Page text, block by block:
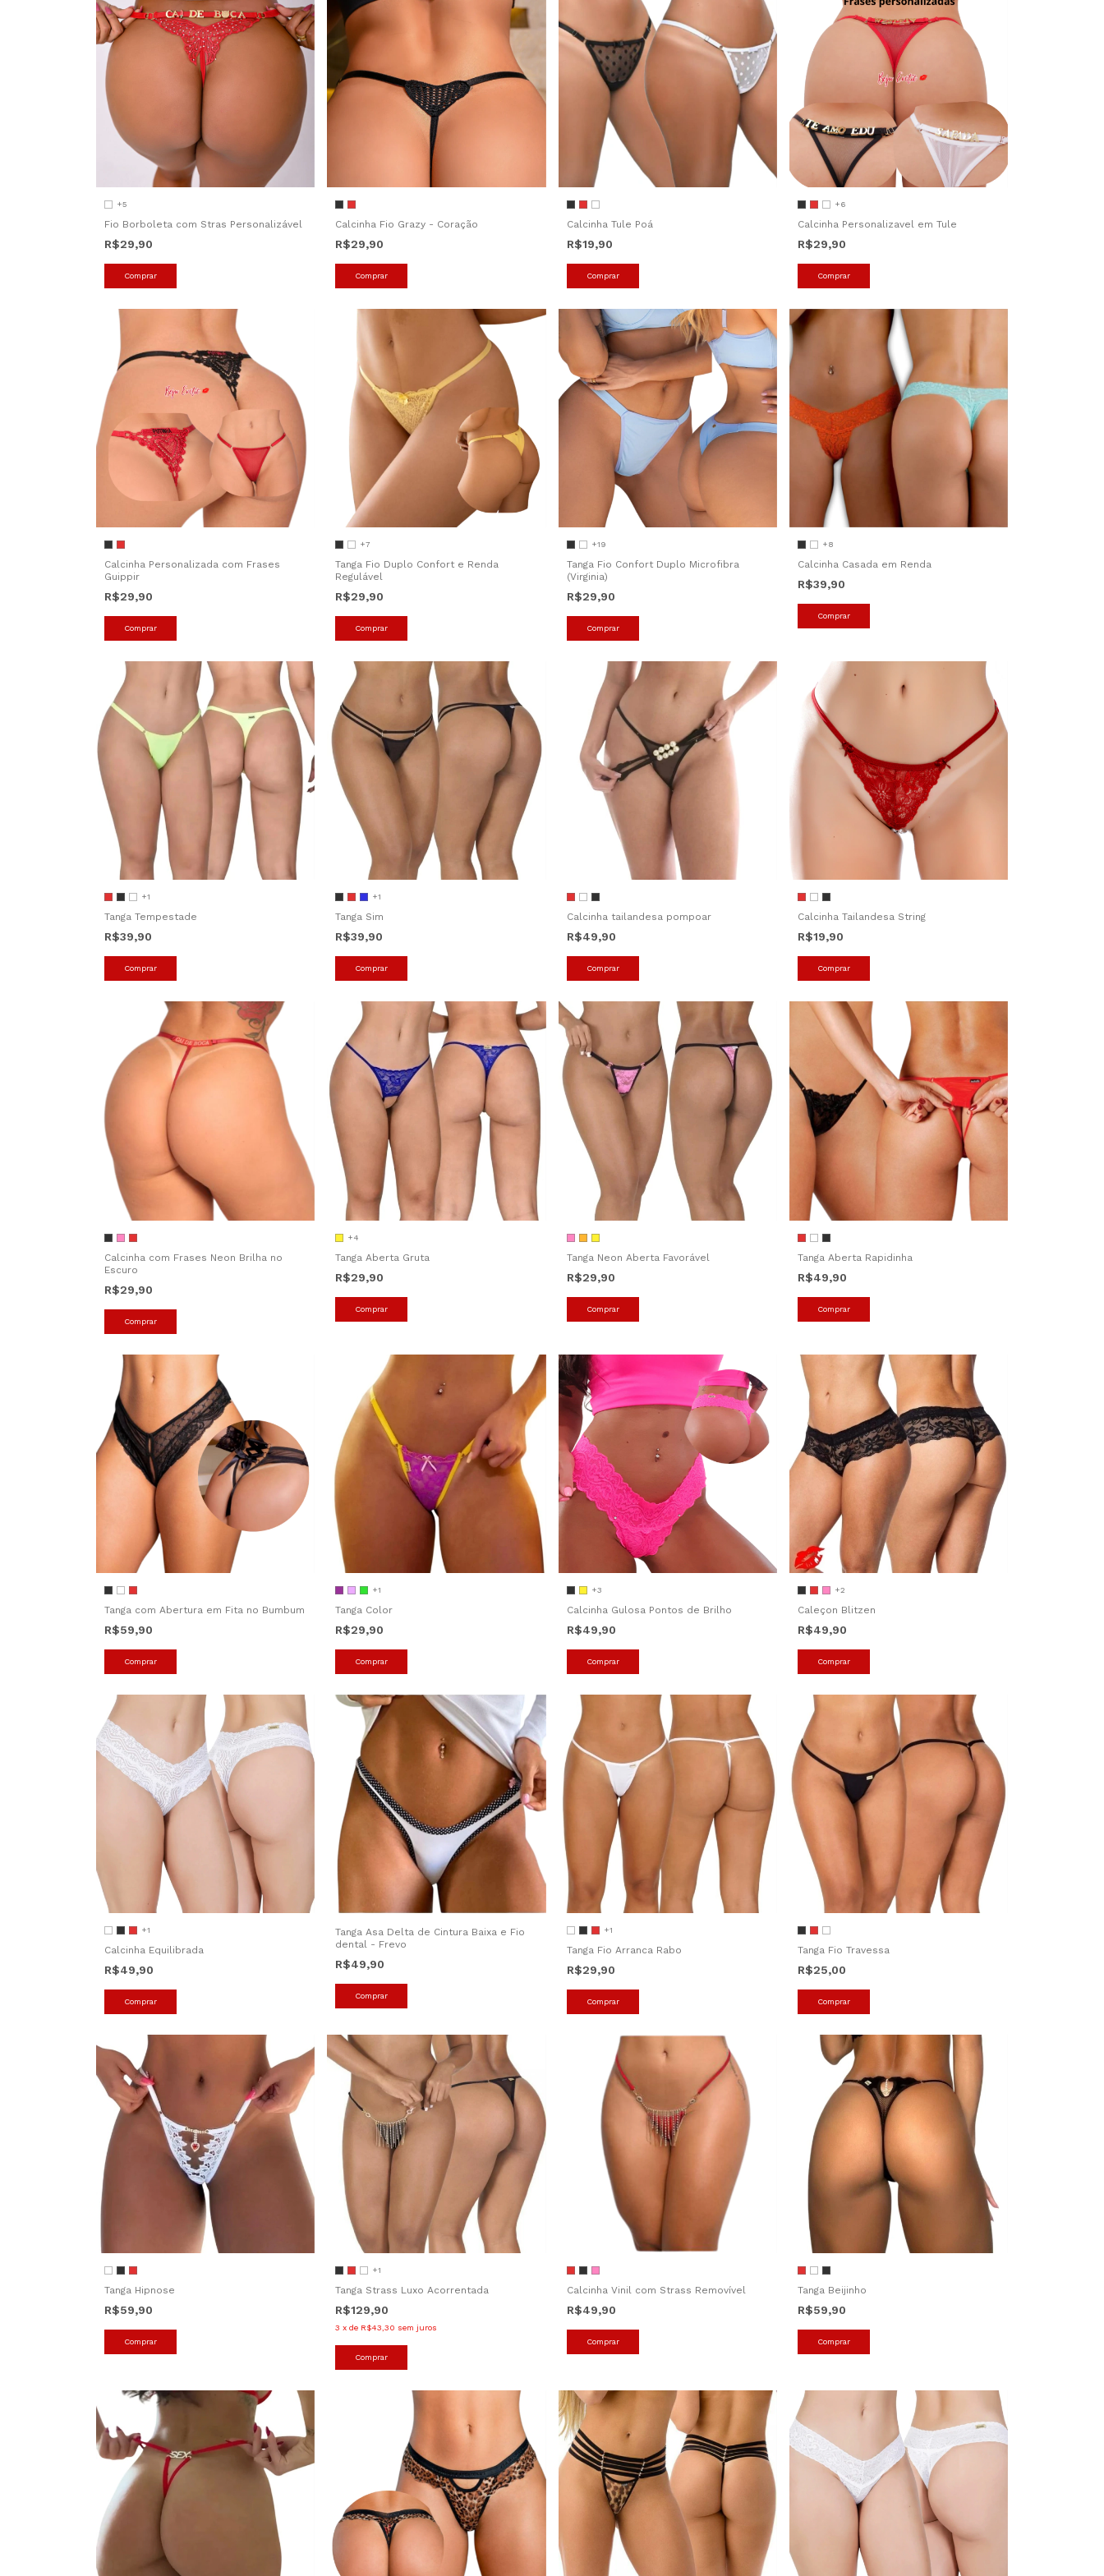
+5
Fio Borboleta com Stras Personalizável
R$29,90
Comprar
Calcinha Fio Grazy - Coração
R$29,90
Comprar
Calcinha Tule Poá
R$19,90
Comprar
+6
Calcinha Personalizavel em Tule
R$29,90
Comprar
Calcinha Personalizada com Frases
Guippir
R$29,90
Comprar
+7
Tanga Fio Duplo Confort e Renda
Regulável
R$29,90
Comprar
+19
Tanga Fio Confort Duplo Microfibra
(Virginia)
R$29,90
Comprar
+8
Calcinha Casada em Renda
R$39,90
Comprar
+1
Tanga Tempestade
R$39,90
Comprar
+1
Tanga Sim
R$39,90
Comprar
Calcinha tailandesa pompoar
R$49,90
Comprar
Calcinha Tailandesa String
R$19,90
Comprar
Calcinha com Frases Neon Brilha no
Escuro
R$29,90
Comprar
+4
Tanga Aberta Gruta
R$29,90
Comprar
Tanga Neon Aberta Favorável
R$29,90
Comprar
Tanga Aberta Rapidinha
R$49,90
Comprar
Tanga com Abertura em Fita no Bumbum
R$59,90
Comprar
+1
Tanga Color
R$29,90
Comprar
+3
Calcinha Gulosa Pontos de Brilho
R$49,90
Comprar
+2
Caleçon Blitzen
R$49,90
Comprar
+1
Calcinha Equilibrada
R$49,90
Comprar
Tanga Asa Delta de Cintura Baixa e Fio
dental - Frevo
R$49,90
Comprar
+1
Tanga Fio Arranca Rabo
R$29,90
Comprar
Tanga Fio Travessa
R$25,00
Comprar
Tanga Hipnose
R$59,90
Comprar
+1
Tanga Strass Luxo Acorrentada
R$129,90
3 xde R$43,30 sem juros
Comprar
Calcinha Vinil com Strass Removível
R$49,90
Comprar
Tanga Beijinho
R$59,90
Comprar